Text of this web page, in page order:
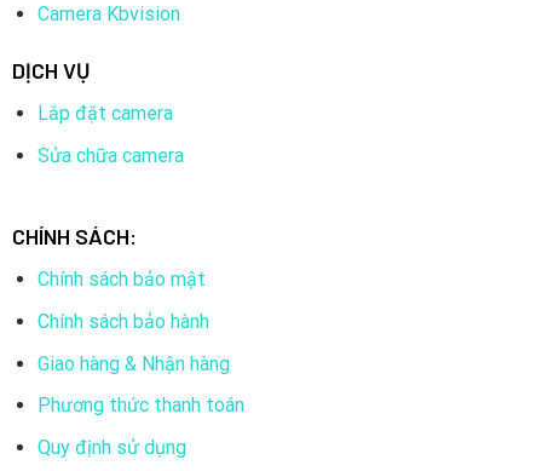
Camera Kbvision
DỊCH VỤ
Lắp đặt camera
Sửa chữa camera
CHÍNH SÁCH:
Chính sách bảo mật
Chính sách bảo hành
Giao hàng & Nhận hàng
Phương thức thanh toán
Quy định sử dụng